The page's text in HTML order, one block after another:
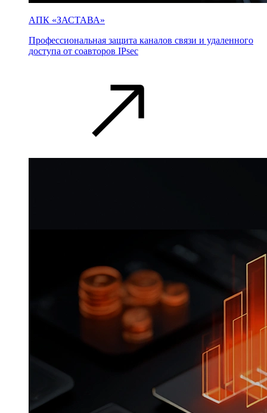
АПК «ЗАСТАВА»
Профессиональная защита каналов связи и удаленного
доступа от соавторов IPsec